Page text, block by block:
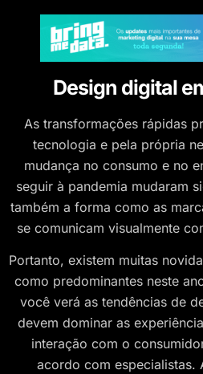
Design digital
As transformações rápidas
tecnologia e pela própria
mudança no consumo e no
seguir à pandemia mudaram
também a forma como as
se comunicam visualmente
Portanto, existem muitas
como predominantes neste
você verá as tendências de
devem dominar as
interação com o
acordo com especialistas.